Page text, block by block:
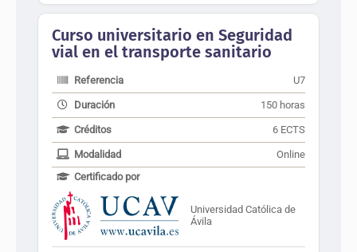
Curso universitario en Seguridad
vial en el transporte sanitario
Referencia U7
Duración 150 horas
Créditos 6 ECTS
Modalidad
Online
Certificado por
Universidad Católica de
Ávila